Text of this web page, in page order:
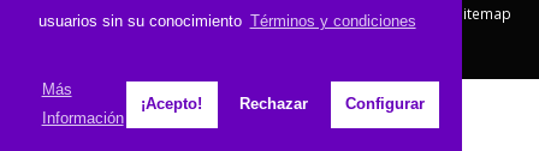
usuarios sin su conocimiento Términos y condiciones
Más
Información
¡Acepto! Rechazar Configurar
Política de Cookies
Sitemap